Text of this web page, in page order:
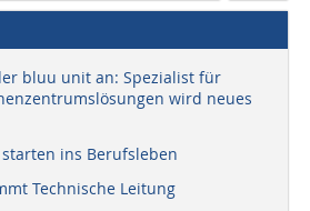
bluu unit an: Spezialist für
wird neues
ins Berufsleben
Technische Leitung